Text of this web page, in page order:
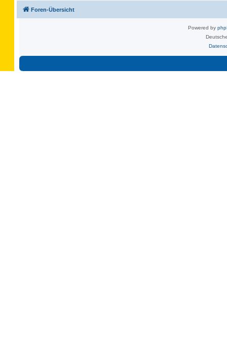
Foren-Übersicht
Powered by